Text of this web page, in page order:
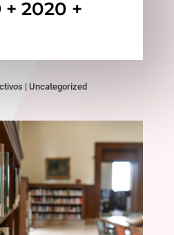
+ 2020 +
| Uncategorized